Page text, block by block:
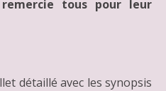
tous pour leur
détaillé avec les synopsis